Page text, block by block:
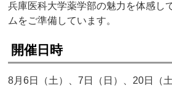
兵庫医科大学薬学部の魅力を体感し
ムをご準備しています。
開催日時
8月6日（土）、7日（日）、20日（